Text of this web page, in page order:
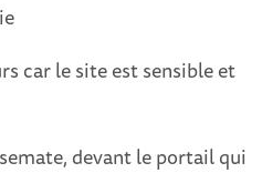
car le site est sensible et
devant le portail qui